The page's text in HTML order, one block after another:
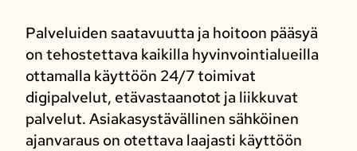
Palveluiden saatavuutta ja hoitoon pääsyä
on tehostettava kaikilla hyvinvointialueilla
ottamalla käyttöön 24/7 toimivat
digipalvelut, etävastaanotot ja liikkuvat
palvelut. Asiakasystävällinen sähköinen
ajanvaraus on otettava laajasti käyttöön